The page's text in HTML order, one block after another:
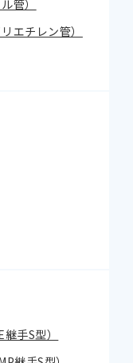
管）
エチレン管）
手S型）